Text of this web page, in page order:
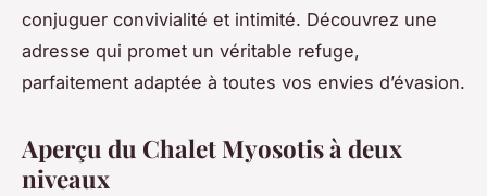
conjuguer convivialité et intimité. Découvrez une
adresse qui promet un véritable refuge,
parfaitement adaptée à toutes vos envies d’évasion.
Aperçu du Chalet Myosotis à deux
niveaux